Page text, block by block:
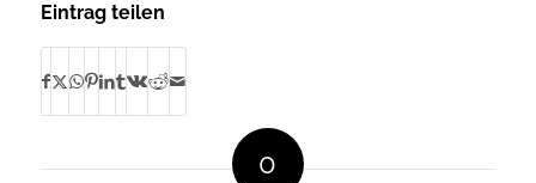
Eintrag teilen
0